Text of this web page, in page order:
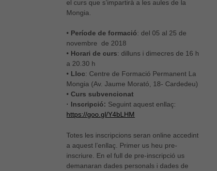
el curs que s’impartirà a les aules de la
Mongia.
• Període de formació: del 05 al 25 de
novembre de 2018
• Horari de curs: dilluns i dimecres de 16 h
a 20.30 h
• Lloc: Centre de Formació Permanent La
Mongia (Av. Jaume Morató, 18- Cardedeu)
•Curs subvencionat
· Inscripció: Seguint aquest enllaç:
https://goo.gl/Y4bLHM
Totes les inscripcions seran online accedint
a aquest l’enllaç. Primer us heu pre-
inscriure. En el full de pre-inscripció us
demanaran dades personals i dades de